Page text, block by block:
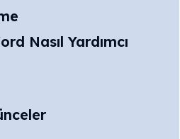
Nasıl Yardımcı